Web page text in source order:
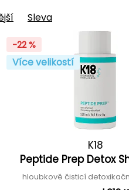
Sleva
-22 %
Více velikostí
K18
Peptide Prep Detox
hloubkově čisticí